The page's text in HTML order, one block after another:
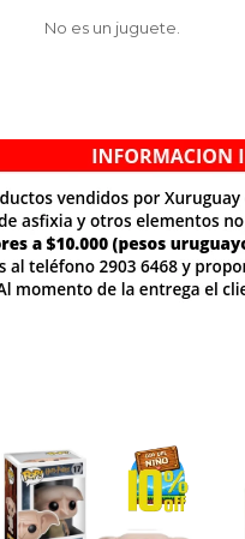
No es un juguete.